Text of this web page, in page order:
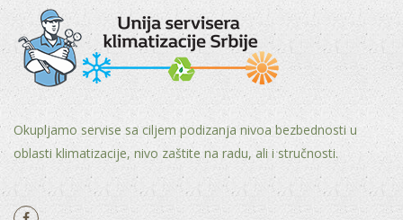
Okupljamo servise sa ciljem podizanja nivoa bezbednosti u
oblasti klimatizacije, nivo zaštite na radu, ali i stručnosti.